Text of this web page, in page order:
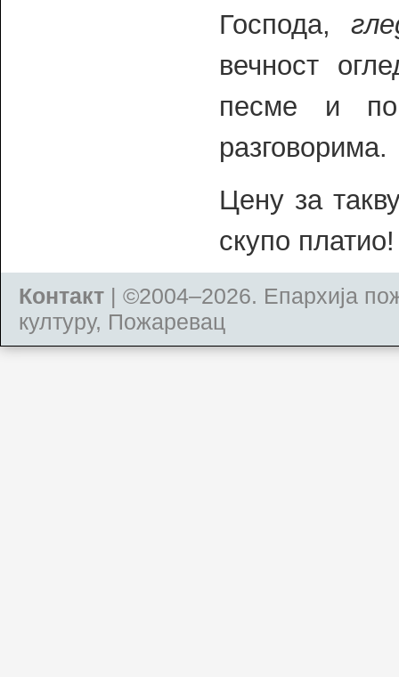
Господа,
вечност
песме и
разговорима.
Цену за
скупо платио!
Контакт | ©2004–2026. Епархија
културу, Пожаревац